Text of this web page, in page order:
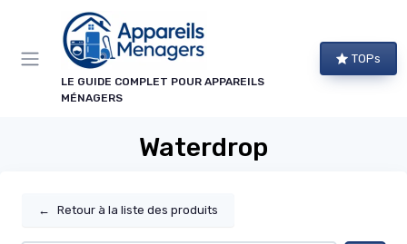
LE GUIDE COMPLET POUR APPAREILS
MÉNAGERS
TOPs
Waterdrop
← Retour à la liste des produits
Panneau de gestion des cookies